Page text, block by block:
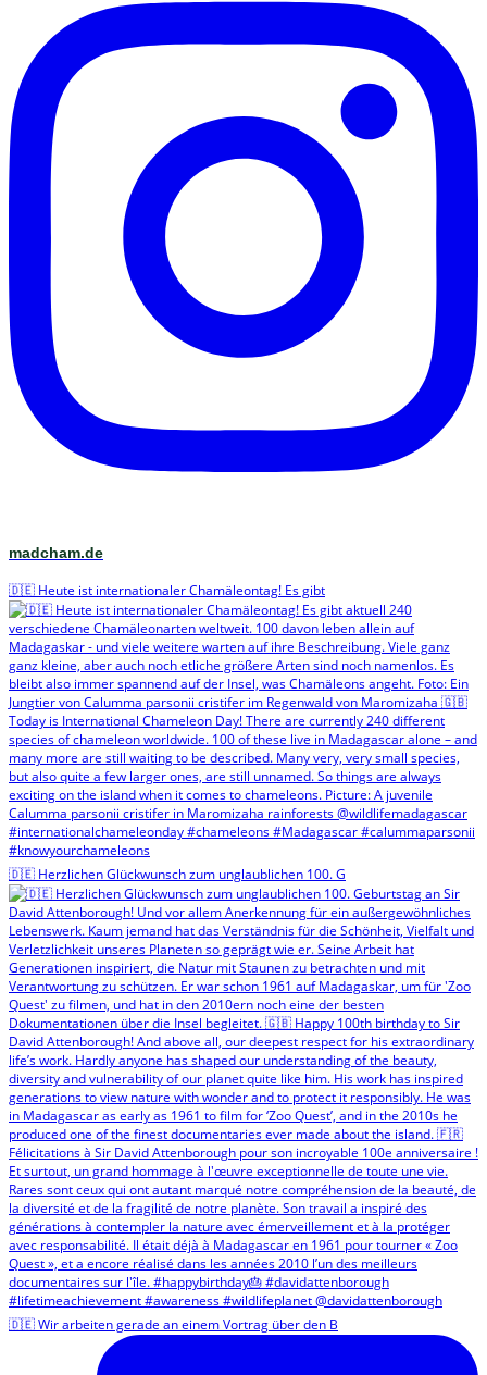
madcham.de
🇩🇪 Heute ist internationaler Chamäleontag! Es gibt
🇩🇪 Herzlichen Glückwunsch zum unglaublichen 100. G
🇩🇪 Wir arbeiten gerade an einem Vortrag über den B